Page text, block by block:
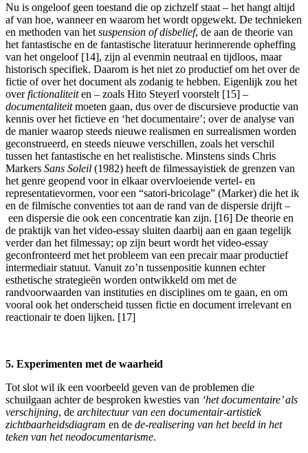
Nu is ongeloof geen toestand die op zichzelf staat – het hangt altijd
af van hoe, wanneer en waarom het wordt opgewekt. De technieken
en methoden van het suspension of disbelief, de aan de theorie van
het fantastische en de fantastische literatuur herinnerende opheffing
van het ongeloof [14], zijn al evenmin neutraal en tijdloos, maar
historisch specifiek. Daarom is het niet zo productief om het over de
fictie of over het document als zodanig te hebben. Eigenlijk zou het
overfictionaliteiten – zoals Hito Steyerl voorstelt [15] –
documentaliteitmoeten gaan, dus over de discursieve productie van
kennis over het fictieve en ‘het documentaire’; over de analyse van
de manier waarop steeds nieuwe realismen en surrealismen worden
geconstrueerd, en steeds nieuwe verschillen, zoals het verschil
tussen het fantastische en het realistische. Minstens sinds Chris
Markers Sans Soleil (1982) heeft de filmessayistiek de grenzen van
het genre geopend voor in elkaar overvloeiende vertel- en
representatievormen, voor een “satori-bricolage” (Marker) die het ik
en de filmische conventies tot aan de rand van de dispersie drijft –
een dispersie die ook een concentratie kan zijn. [16] De theorie en
de praktijk van het video-essay sluiten daarbij aan en gaan tegelijk
verder dan het filmessay; op zijn beurt wordt het video-essay
geconfronteerd met het probleem van een precair maar productief
intermediair statuut. Vanuit zo’n tussenpositie kunnen echter
esthetische strategieën worden ontwikkeld om met de
randvoorwaarden van instituties en disciplines om te gaan, en om
vooral ook het onderscheid tussen fictie en document irrelevant en
reactionair te doen lijken. [17]
5. Experimenten met de waarheid
Tot slot wil ik een voorbeeld geven van de problemen die
schuilgaan achter de besproken kwesties van ‘het documentaire’ als
verschijning, de architectuur van een documentair-artistiek
zichtbaarheidsdiagram en de de-realisering van het beeld in het
teken van het neodocumentarisme.